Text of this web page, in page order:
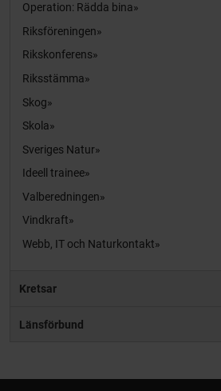
Operation: Rädda bina
Riksföreningen
Rikskonferens
Riksstämma
Skog
Skola
Sveriges Natur
Ideell trainee
Valberedningen
Vindkraft
Webb, IT och Naturkontakt
Kretsar
Länsförbund